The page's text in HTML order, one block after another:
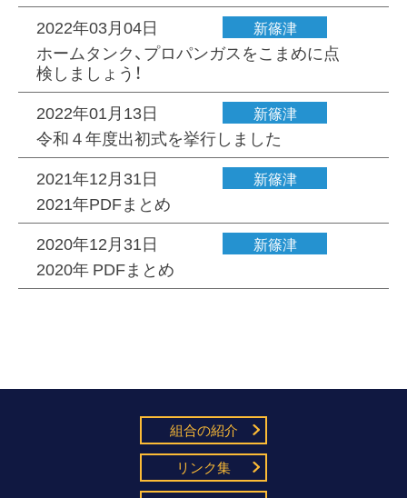
2022年03月04日
新篠津
ホームタンク、プロパンガスをこまめに点
検しましょう！
2022年01月13日
新篠津
令和４年度出初式を挙行しました
2021年12月31日
新篠津
2021年PDFまとめ
2020年12月31日
新篠津
2020年 PDFまとめ
組合の紹介
リンク集